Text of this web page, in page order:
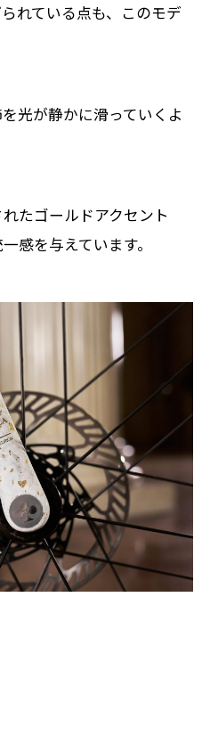
れている点も、このモデ
光が静かに滑っていくよ
たゴールドアクセント
感を与えています。